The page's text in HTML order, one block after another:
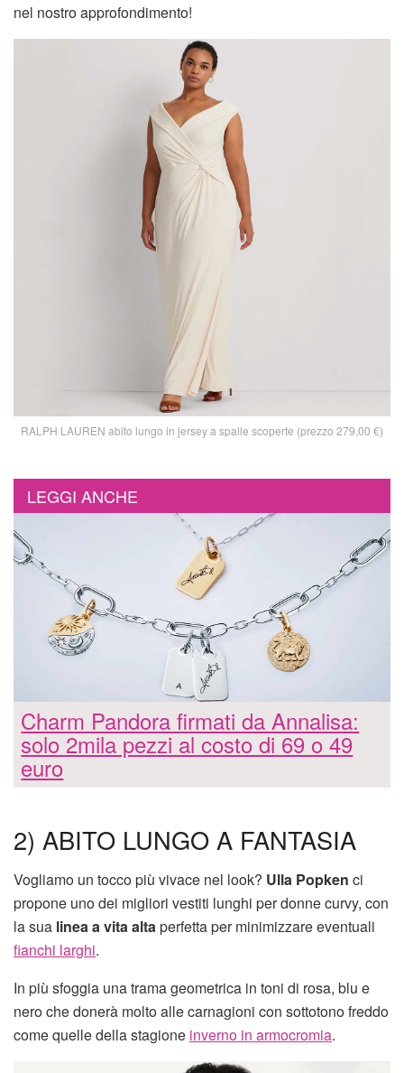
nel nostro approfondimento!
RALPH LAUREN abito lungo in jersey a spalle scoperte (prezzo 279,00 €)
LEGGI ANCHE
Charm Pandora firmati da Annalisa:
solo 2mila pezzi al costo di 69 o 49
euro
2) ABITO LUNGO A FANTASIA
Vogliamo un tocco più vivace nel look? Ulla Popken ci
propone uno dei migliori vestiti lunghi per donne curvy, con
la sua linea a vita altaperfetta per minimizzare eventuali
fianchi larghi.
In più sfoggia una trama geometrica in toni di rosa, blu e
nero che donerà molto alle carnagioni con sottotono freddo
come quelle della stagione inverno in armocromia.